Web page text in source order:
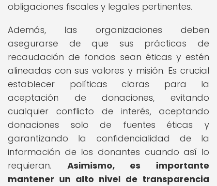
obligaciones fiscales y legales pertinentes.
Además, las organizaciones deben
asegurarse de que sus prácticas de
recaudación de fondos sean éticas y estén
alineadas con sus valores y misión. Es crucial
establecer políticas claras para la
aceptación de donaciones, evitando
cualquier conflicto de interés, aceptando
donaciones solo de fuentes éticas y
garantizando la confidencialidad de la
información de los donantes cuando así lo
requieran. Asimismo, es importante
mantener un alto nivel de transparencia